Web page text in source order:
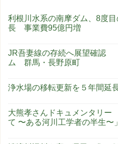
利根川水系の南摩ダム、8度
長 事業費95億円増
JR吾妻線の存続へ展望確認
ム 群馬・長野原町
浄水場の移転更新を５年間
大熊孝さんドキュメンタリ
て 〜ある河川工学者の半生〜」